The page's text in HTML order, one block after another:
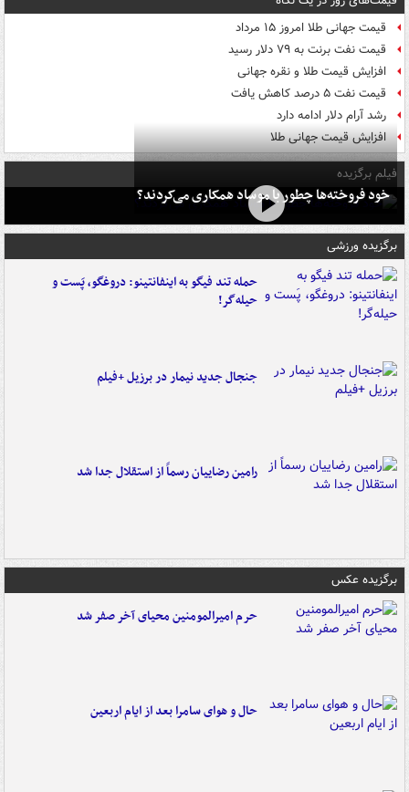
قیمت جهانی طلا امروز ۱۵ مرداد
قیمت نفت برنت به ۷۹ دلار رسید
افزایش قیمت طلا و نقره جهانی
قیمت نفت ۵ درصد کاهش یافت
رشد آرام دلار ادامه دارد
افزایش قیمت جهانی طلا
فیلم برگزیده
خود فروخته‌ها چطور با موساد همکاری می‌کردند؟
برگزیده ورزشی
حمله تند فیگو به اینفانتینو: دروغگو، پَست‌ و
حیله‌گر!
جنجال جدید نیمار در برزیل +فیلم
رامین رضاییان رسماً از استقلال جدا شد
برگزیده عکس
حرم امیرالمومنین محیای آخر صفر شد
حال و هوای سامرا بعد از ایام اربعین